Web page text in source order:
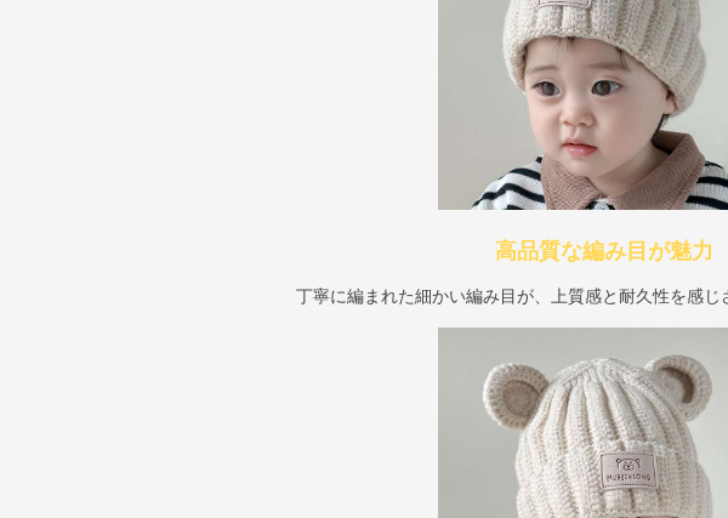
高品質な編み目が魅力
丁寧に編まれた細かい編み目が、上質感と耐久性を感じ